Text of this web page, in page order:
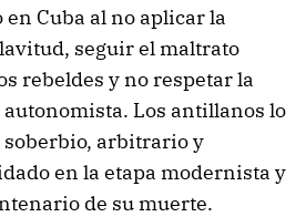
Cuba al no aplicar la
seguir el maltrato
rebeldes y no respetar la
Los antillanos lo
arbitrario y
en la etapa modernista y
de su muerte.